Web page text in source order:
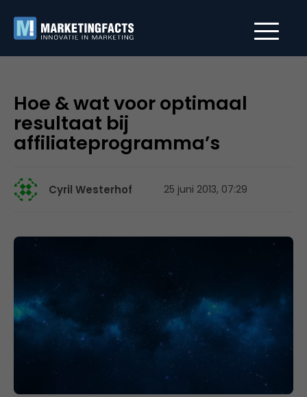
Hoe & wat voor optimaal
resultaat bij
affiliateprogramma’s
Cyril Westerhof 25 juni 2013, 07:29